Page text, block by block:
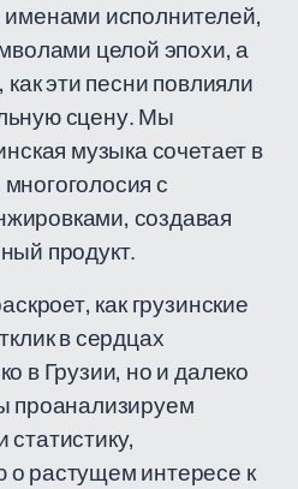
исполнителей,
целой эпохи, а
эти песни повлияли
сцену. Мы
музыка сочетает в
с
создавая
продукт.
как грузинские
в сердцах
в Грузии, но и далеко
проанализируем
растущем интересе к